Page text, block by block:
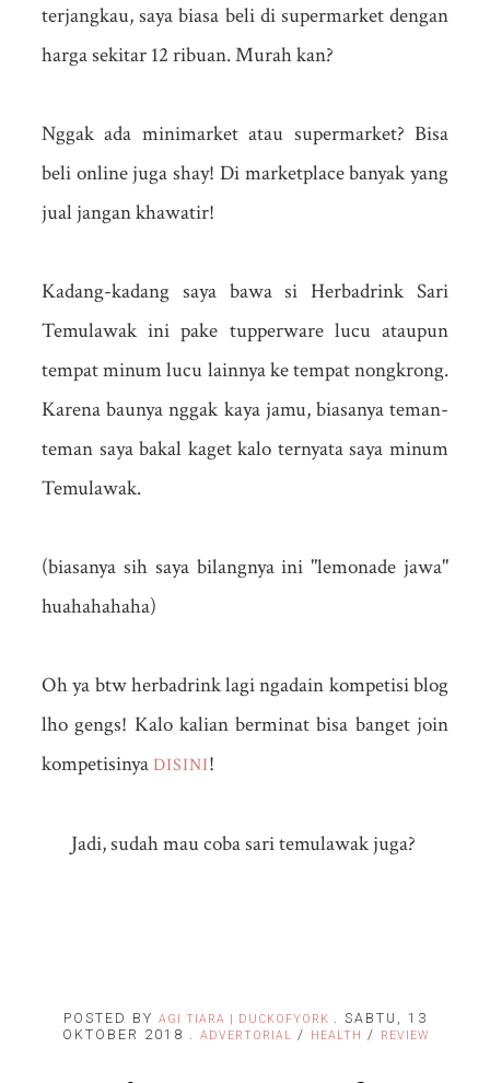
terjangkau, saya biasa beli di supermarket dengan
harga sekitar 12 ribuan. Murah kan?
Nggak ada minimarket atau supermarket? Bisa
beli online juga shay! Di marketplace banyak yang
jual jangan khawatir!
Kadang-kadang saya bawa si Herbadrink Sari
Temulawak ini pake tupperware lucu ataupun
tempat minum lucu lainnya ke tempat nongkrong.
Karena baunya nggak kaya jamu, biasanya teman-
teman saya bakal kaget kalo ternyata saya minum
Temulawak.
(biasanya sih saya bilangnya ini "lemonade jawa"
huahahahaha)
Oh ya btw herbadrink lagi ngadain kompetisi blog
lho gengs! Kalo kalian berminat bisa banget join
kompetisinyaDISINI!
Jadi, sudah mau coba sari temulawak juga?
POSTED BY AGI TIARA | DUCKOFYORK . SABTU, 13
OKTOBER 2018 . ADVERTORIAL / HEALTH / REVIEW